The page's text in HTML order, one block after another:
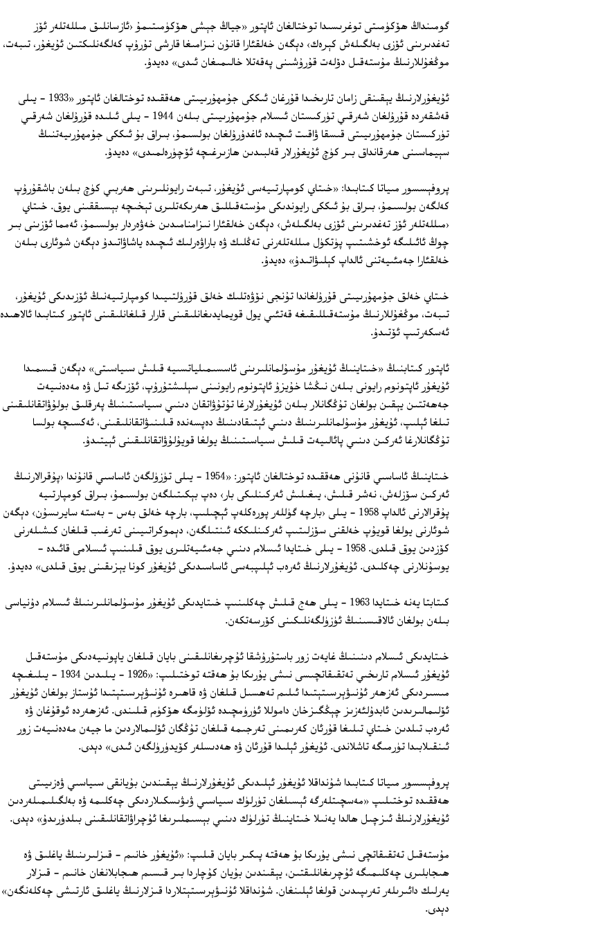
گومىنداڭ ھۆكۈمىتى توغرىسىدا توختالغان ئاپتور «جياڭ جېشى ھۆكۈمىتىمۇ ‹ئازسانلىق مىللەتلەر ئۆز
تەغدىرىنى ئۆزى بەلگىلەش كېرەك› دېگەن خەلقئارا قانۇن نىزامىغا قارشى تۇرۇپ كەلگەنلىكتىن ئۇيغۇر، تىبەت،
موڭغۇللارنىڭ مۇستەقىل دۆلەت قۇرۇشىنى پەقەتلا خالىمىغان ئىدى» دەيدۇ.
ئۇيغۇرلارنىڭ يېقىنقى زامان تارىخىدا قۇرغان ئىككى جۇمھۇرىيىتى ھەققىدە توختالغان ئاپتور «1933 - يىلى
قەشقەردە قۇرۇلغان شەرقىي تۈركىستان ئىسلام جۇمھۇرىيىتى بىلەن 1944 - يىلى ئىلىدە قۇرۇلغان شەرقىي
تۈركىستان جۇمھۇرىيىتى قىسقا ۋاقىت ئىچىدە ئاغدۇرۇلغان بولسىمۇ، بىراق بۇ ئىككى جۇمھۇرىيەتنىڭ
سېيماسىنى ھەرقانداق بىر كۈچ ئۇيغۇرلار قەلبىدىن ھازىرغىچە ئۆچۈرەلمىدى» دەيدۇ.
پروفېسسور مىياتا كىتابىدا: «خىتاي كومپارتىيەسى ئۇيغۇر، تىبەت رايونلىرىنى ھەربىي كۈچ بىلەن باشقۇرۇپ
كەلگەن بولسىمۇ، بىراق بۇ ئىككى رايوندىكى مۇستەقىللىق ھەرىكەتلىرى تېخىچە بېسىققىنى يوق. خىتاي
‹مىللەتلەر ئۆز تەغدىرىنى ئۆزى بەلگىلەش› دېگەن خەلقئارا نىزامنامىدىن خەۋەردار بولسىمۇ، ئەمما ئۆزىنى بىر
چوڭ ئائىلىگە ئوخشىتىپ پۈتكۈل مىللەتلەرنى تەڭلىك ۋە باراۋەرلىك ئىچىدە ياشاۋاتىدۇ دېگەن شوئارى بىلەن
خەلقئارا جەمئىيەتنى ئالداپ كېلىۋاتىدۇ» دەيدۇ.
خىتاي خەلق جۇمھۇرىيىتى قۇرۇلغاندا تۇنجى نۆۋەتلىك خەلق قۇرۇلتىيىدا كومپارتىيەنىڭ ئۆزىدىكى ئۇيغۇر،
تىبەت، موڭغۇللارنىڭ مۇستەقىللىقىغە قەتئىي يول قويمايدىغانلىقىنى قارار قىلغانلىقىنى ئاپتور كىتابىدا ئالاھىدە
ئەسكەرتىپ ئۆتىدۇ.
ئاپتور كىتابنىڭ «خىتاينىڭ ئۇيغۇر مۇسۇلمانلىرىنى ئاسسىمىلياتسىيە قىلىش سىياسىتى» دېگەن قىسمىدا
ئۇيغۇر ئاپتونوم رايونى بىلەن نىڭشا خۇيزۇ ئاپتونوم رايونىنى سېلىشتۇرۇپ، ئۆزىگە تىل ۋە مەدەنىيەت
جەھەتتىن يېقىن بولغان تۇڭگانلار بىلەن ئۇيغۇرلارغا تۇتۇۋاتقان دىنىي سىياسىتىنىڭ پەرقلىق بولۇۋاتقانلىقىنى
تىلغا ئېلىپ، ئۇيغۇر مۇسۇلمانلىرىنىڭ دىنىي ئېتىقادىنىڭ دەپسەندە قىلىنىۋاتقانلىقىنى، ئەكسىچە بولسا
تۇڭگانلارغا ئەركىن دىنىي پائالىيەت قىلىش سىياسىتىنىڭ يولغا قويۇلۇۋاتقانلىقىنى ئېيتىدۇ.
خىتاينىڭ ئاساسىي قانۇنى ھەققىدە توختالغان ئاپتور: «1954 - يىلى تۈزۈلگەن ئاساسىي قانۇندا ‹پۇقرالارنىڭ
ئەركىن سۆزلەش، نەشر قىلىش، يىغىلىش ئەركىنلىكى بار› دەپ بېكىتىلگەن بولسىمۇ، بىراق كومپارتىيە
پۇقرالارنى ئالداپ 1958 - يىلى ‹بارچە گۈللەر پورەكلەپ ئېچىلىپ، بارچە خەلق بەس - بەستە سايرىسۇن› دېگەن
شوئارنى يولغا قويۇپ خەلقنى سۆزلىتىپ ئەركىنلىككە ئىنتىلگەن، دېموكراتىيىنى تەرغىب قىلغان كىشىلەرنى
كۆزدىن يوق قىلدى. 1958 - يىلى خىتايدا ئىسلام دىنىي جەمئىيەتلىرى يوق قىلىنىپ ئىسلامى قائىدە -
يوسۇنلارنى چەكلىدى. ئۇيغۇرلارنىڭ ئەرەب ئېلىپبەسى ئاساسىدىكى ئۇيغۇر كونا يېزىقىنى يوق قىلدى» دەيدۇ.
كىتابتا يەنە خىتايدا 1963 - يىلى ھەج قىلىش چەكلىنىپ خىتايدىكى ئۇيغۇر مۇسۇلمانلىرىنىڭ ئىسلام دۇنياسى
بىلەن بولغان ئالاقىسىنىڭ ئۈزۈلگەنلىكىنى كۆرسەتكەن.
خىتايدىكى ئىسلام دىنىنىڭ غايەت زور باستۇرۇشقا ئۇچرىغانلىقىنى بايان قىلغان ياپونىيەدىكى مۇستەقىل
ئۇيغۇر ئىسلام تارىخىي تەتقىقاتچىسى نىشى يۇرىكا بۇ ھەقتە توختىلىپ: «1926 - يىلىدىن 1934 - يىلىغىچە
مىسىردىكى ئەزھەر ئۇنىۋېرسىتېتىدا ئىلىم تەھسىل قىلغان ۋە قاھىرە ئۇنىۋېرسىتېتىدا ئۇستاز بولغان ئۇيغۇر
ئۆلىمالىرىدىن ئابدۇلئەزىز چېڭگىزخان داموللا ئۈرۈمچىدە ئۆلۈمگە ھۆكۈم قىلىندى. ئەزھەردە ئوقۇغان ۋە
ئەرەب تىلدىن خىتاي تىلىغا قۇرئان كەرىمىنى تەرجىمە قىلغان تۇڭگان ئۆلىمالاردىن ما جيەن مەدەنىيەت زور
ئىنقىلابىدا تۈرمىگە تاشلاندى. ئۇيغۇر ئېلىدا قۇرئان ۋە ھەدىسلەر كۆيدۈرۈلگەن ئىدى» دېدى.
پروفېسسور مىياتا كىتابىدا شۇنداقلا ئۇيغۇر ئېلىدىكى ئۇيغۇرلارنىڭ يېقىندىن بۇيانقى سىياسىي ۋەزىيىتى
ھەققىدە توختىلىپ «مەسچىتلەرگە ئېسىلغان تۈرلۈك سىياسىي ۋىۋىسكىلاردىكى چەكلىمە ۋە بەلگىلىمىلەردىن
ئۇيغۇرلارنىڭ ئىزچىل ھالدا يەنىلا خىتاينىڭ تۈرلۈك دىنىي بېسىملىرىغا ئۇچراۋاتقانلىقىنى بىلدۈرىدۇ» دېدى.
مۇستەقىل تەتقىقاتچى نىشى يۇرىكا بۇ ھەقتە پىكىر بايان قىلىپ: «ئۇيغۇر خانىم - قىزلىرىنىڭ ياغلىق ۋە
ھىجابلىرى چەكلىمىگە ئۇچرىغانلىقتىن، يېقىندىن بۇيان كۇچاردا بىر قىسىم ھىجابلانغان خانىم - قىزلار
يەرلىك دائىرىلەر تەرىپىدىن قولغا ئېلىنغان. شۇنداقلا ئۇنىۋېرسىتېتلاردا قىزلارنىڭ ياغلىق ئارتىشى چەكلەنگەن»
دېدى.